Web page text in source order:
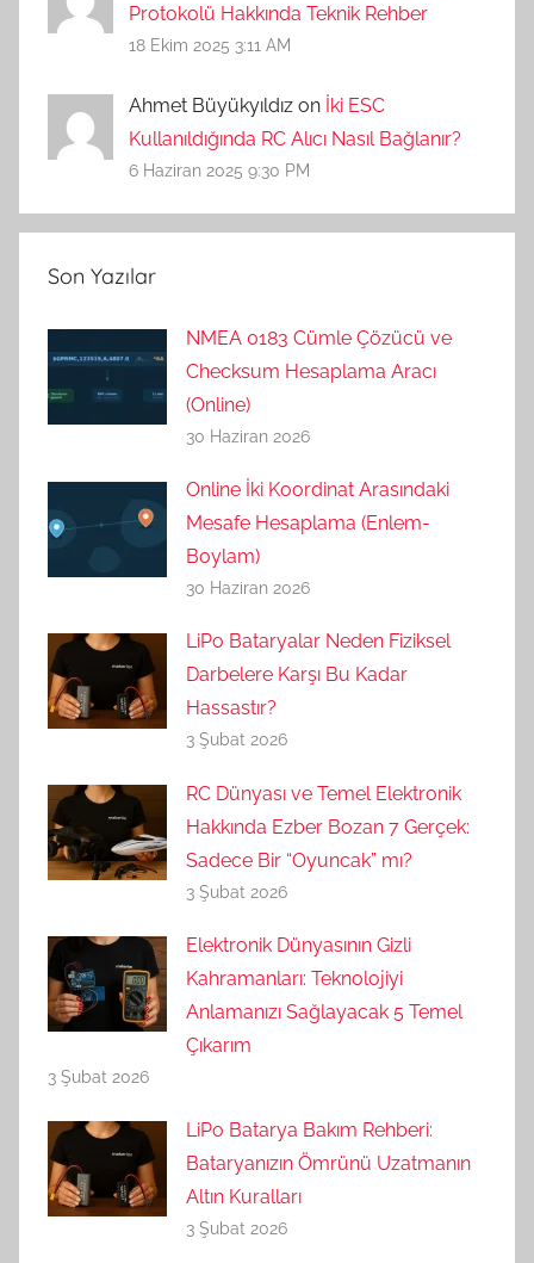
Protokolü Hakkında Teknik Rehber
18 Ekim 2025 3:11 AM
Ahmet Büyükyıldız on İki ESC
Kullanıldığında RC Alıcı Nasıl Bağlanır?
6 Haziran 2025 9:30 PM
Son Yazılar
NMEA 0183 Cümle Çözücü ve
Checksum Hesaplama Aracı
(Online)
30 Haziran 2026
Online İki Koordinat Arasındaki
Mesafe Hesaplama (Enlem-
Boylam)
30 Haziran 2026
LiPo Bataryalar Neden Fiziksel
Darbelere Karşı Bu Kadar
Hassastır?
3 Şubat 2026
RC Dünyası ve Temel Elektronik
Hakkında Ezber Bozan 7 Gerçek:
Sadece Bir “Oyuncak” mı?
3 Şubat 2026
Elektronik Dünyasının Gizli
Kahramanları: Teknolojiyi
Anlamanızı Sağlayacak 5 Temel
Çıkarım
3 Şubat 2026
LiPo Batarya Bakım Rehberi:
Bataryanızın Ömrünü Uzatmanın
Altın Kuralları
3 Şubat 2026